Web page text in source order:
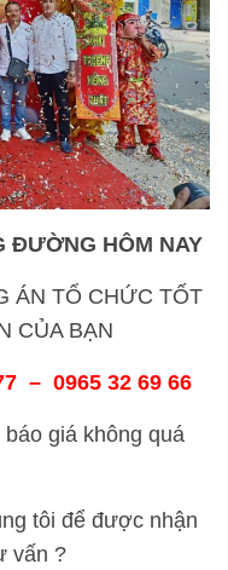
ĐƯỜNG HÔM NAY
ÁN TỔ CHỨC TỐT
CỦA BẠN
– 0965 32 69 66
giá không quá
tôi để được nhận
vấn ?